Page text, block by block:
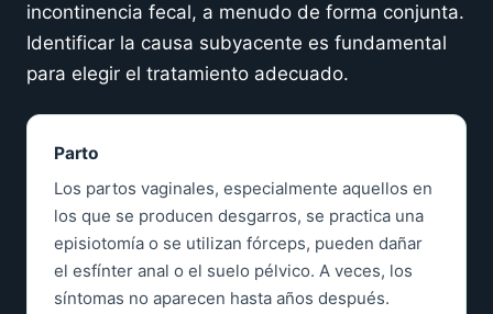
incontinencia fecal, a menudo de forma conjunta.
Identificar la causa subyacente es fundamental
para elegir el tratamiento adecuado.
Parto
Los partos vaginales, especialmente aquellos en
los que se producen desgarros, se practica una
episiotomía o se utilizan fórceps, pueden dañar
el esfínter anal o el suelo pélvico. A veces, los
síntomas no aparecen hasta años después.